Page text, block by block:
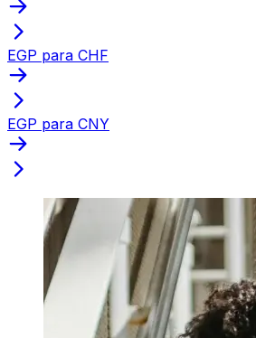
EGP para CHF
EGP para CNY